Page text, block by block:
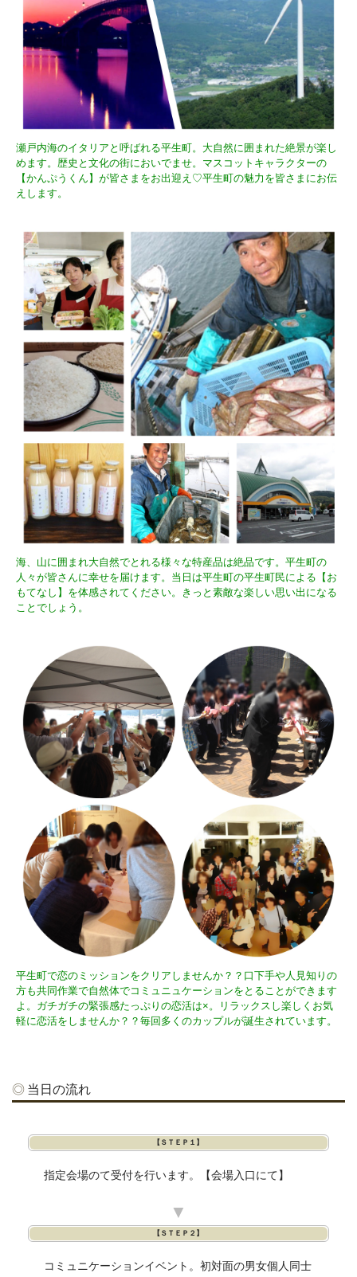
瀬戸内海のイタリアと呼ばれる平生町。大自然に囲まれた絶景が楽し
めます。歴史と文化の街においでませ。マスコットキャラクターの
【かんぷうくん】が皆さまをお出迎え♡平生町の魅力を皆さまにお伝
えします。
海、山に囲まれ大自然でとれる様々な特産品は絶品です。平生町の
人々が皆さんに幸せを届けます。当日は平生町の平生町民による【お
もてなし】を体感されてください。きっと素敵な楽しい思い出になる
ことでしょう。
平生町で恋のミッションをクリアしませんか？？口下手や人見知りの
方も共同作業で自然体でコミュニュケーションをとることができます
よ。ガチガチの緊張感たっぷりの恋活は×。リラックスし楽しくお気
軽に恋活をしませんか？？毎回多くのカップルが誕生されています。
当日の流れ
【ＳＴＥＰ１】
指定会場のて受付を行います。【会場入口にて】
▼
【ＳＴＥＰ２】
コミュニケーションイベント。初対面の男女個人同士